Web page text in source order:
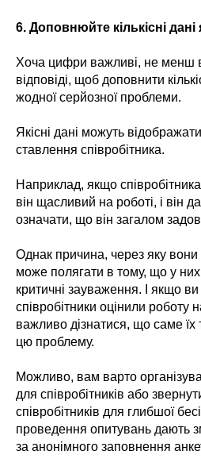
6. Доповнюйте кількісні дані
Хоча цифри важливі, не менш
відповіді, щоб доповнити
жодної серйозної проблеми.
Якісні дані можуть
ставлення співробітника.
Наприклад, якщо
він щасливий на роботі, і він
означати, що він загалом
Однак причина, через яку вони
може полягати в тому, що у
критичні зауваження. І якщо
співробітники оцінили роботу
важливо дізнатися, що саме
цю проблему.
Можливо, вам варто
для співробітників або
співробітників для глибшої
проведення опитувань дають
за анонімного заповнення